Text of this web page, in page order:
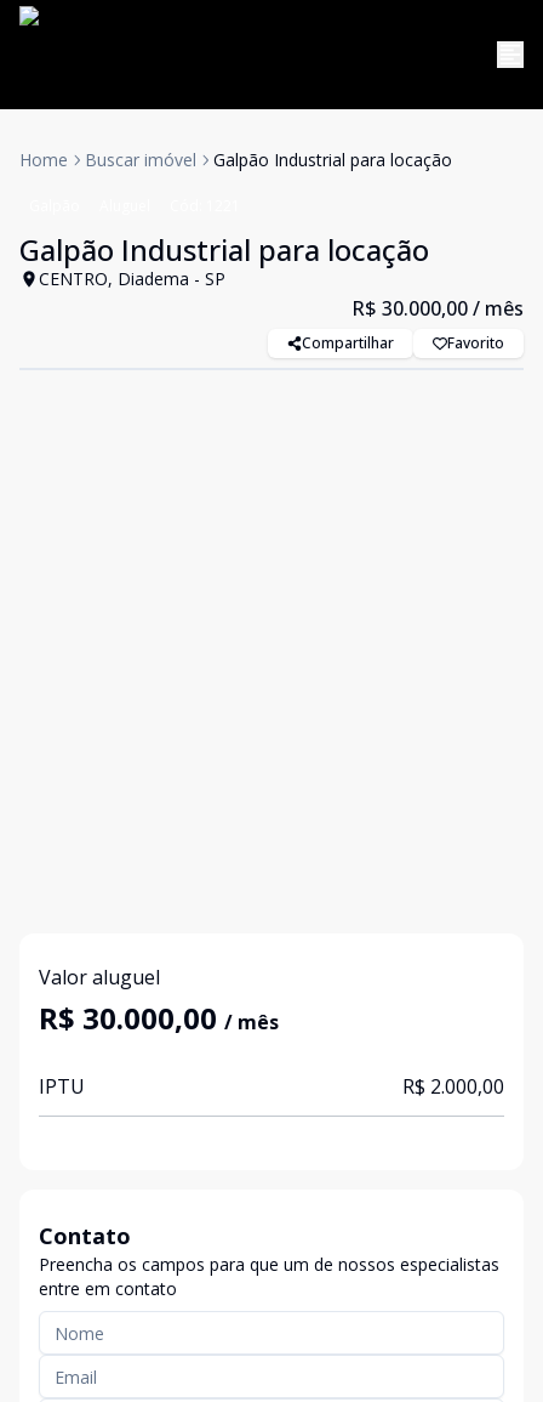
Home Buscar imóvel Galpão Industrial para locação
Galpão Industrial para locação
CENTRO, Diadema - SP
R$ 30.000,00/ mês
Compartilhar Favorito
Valor aluguel
R$ 30.000,00 / mês
IPTU R$ 2.000,00
Contato
Preencha os campos para que um de nossos especialistas
entre em contato